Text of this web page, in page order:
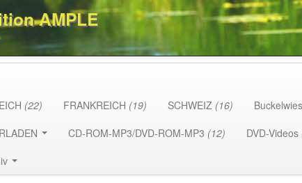
AMPLE
(22) FRANKREICH (19) SCHWEIZ (16)
CD-ROM-MP3/DVD-ROM-MP3 (12) DVD-Videos